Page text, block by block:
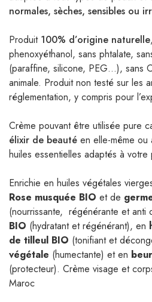
normales, sèches, sensibles ou
Produit 100% d’origine naturelle
phenoxyéthanol, sans phtalate,
(paraffine, silicone, PEG…), sans
animale. Produit non testé sur les
réglementation, y compris pour
Crème pouvant être utilisée pure
élixir de beauté en elle-même ou
huiles essentielles adaptés à votre
Enrichie en huiles végétales
Rose musquée BIO et de
(nourrissante, régénérante et anti
BIO (hydratant et régénérant), en
de tilleul BIO (tonifiant et
végétale (humectante) et en
(protecteur). Crème visage et
Maroc